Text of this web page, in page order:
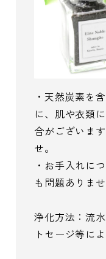
・天然炭素を
に、肌や衣類
合がございま
せ。
・お手入れに
も問題ありませ
浄化方法：流
トセージ等に